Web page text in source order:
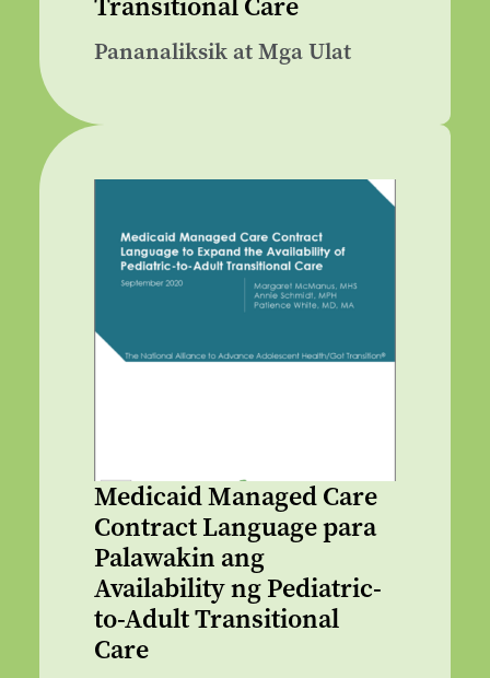
Pananaliksik at Mga Ulat
Medicaid Managed Care
Contract Language para
Palawakin ang
Availability ng Pediatric-
to-Adult Transitional
Care